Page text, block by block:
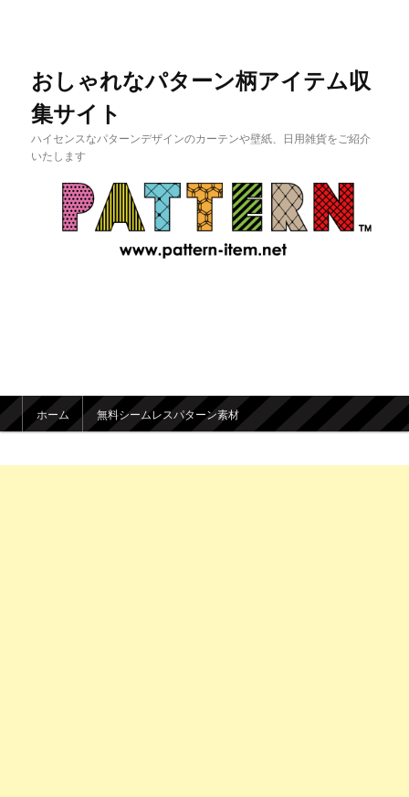
おしゃれなパターン柄アイテム収
集サイト
ハイセンスなパターンデザインのカーテンや壁紙、日用雑貨をご紹介
いたします
メインメニュー
メインコンテンツへ移動
サブコンテンツへ移動
ホーム 無料シームレスパターン素材